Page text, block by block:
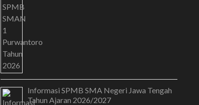
Informasi SPMB SMA Negeri Jawa Tengah
Tahun Ajaran 2026/2027